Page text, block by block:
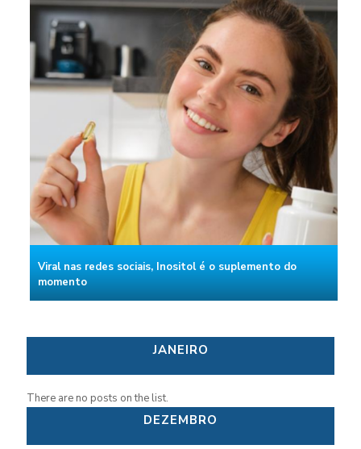
Viral nas redes sociais, Inositol é o suplemento do
momento
JANEIRO
There are no posts on the list.
DEZEMBRO